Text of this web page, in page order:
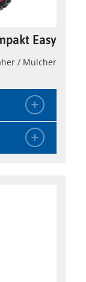
Easy
/ Mulcher